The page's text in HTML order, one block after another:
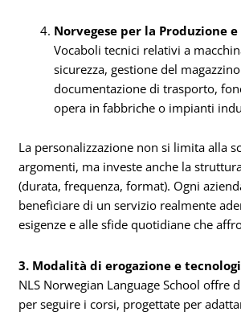
Norvegese per la Produzione
Vocaboli tecnici relativi a
sicurezza, gestione del
documentazione di trasporto,
opera in fabbriche o impianti
La personalizzazione non si limita alla
argomenti, ma investe anche la
(durata, frequenza, format). Ogni
beneficiare di un servizio realmente
esigenze e alle sfide quotidiane che
3. Modalità di erogazione e
NLS Norwegian Language School offre
per seguire i corsi, progettate per